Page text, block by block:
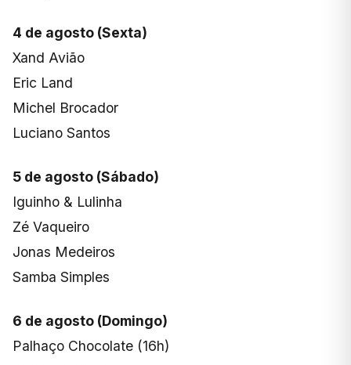
4 de agosto (Sexta)
Xand Avião
Eric Land
Michel Brocador
Luciano Santos
5 de agosto (Sábado)
Iguinho & Lulinha
Zé Vaqueiro
Jonas Medeiros
Samba Simples
6 de agosto (Domingo)
Palhaço Chocolate (16h)